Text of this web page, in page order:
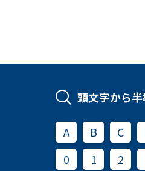
頭文字から
A B C
0
1 2